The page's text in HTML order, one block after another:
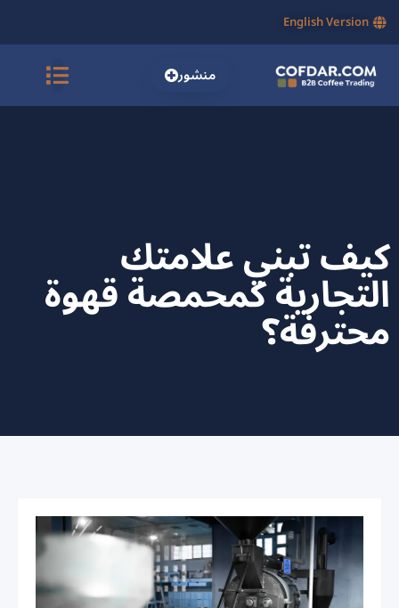
English Version
منشور
كيف تبني علامتك
التجارية كمحمصة قهوة
محترفة؟